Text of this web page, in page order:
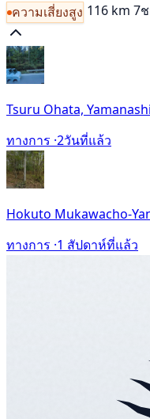
ความเสี่ยงสูง 116 km 7
Tsuru Ohata, Yamanashi
ทางการ ·2วันที่แล้ว
Hokuto Mukawacho-
ทางการ ·1 สัปดาห์ที่แล้ว